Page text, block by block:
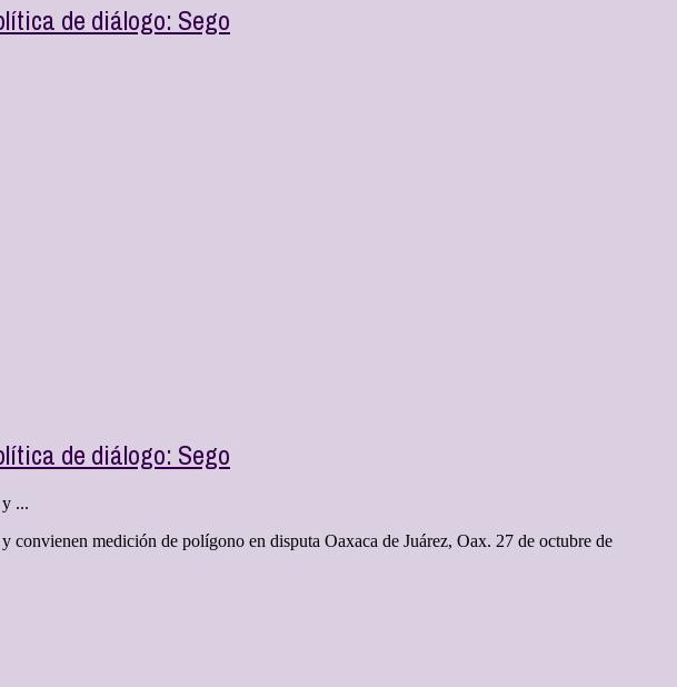
de diálogo: Sego
de diálogo: Sego
...
convienen medición de polígono en disputa Oaxaca de Juárez, Oax. 27 de octubre de